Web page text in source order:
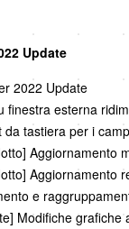
Update
2022 Update
finestra esterna
tastiera per i
Aggiornamento
Aggiornamento
e
Modifiche grafiche